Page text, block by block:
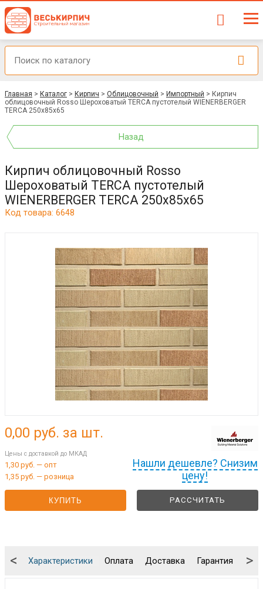
Главная > Каталог > Кирпич > Облицовочный > Импортный > Кирпич
облицовочный Rosso Шероховатый TERCA пустотелый WIENERBERGER
TERCA 250x85x65
Назад
Кирпич облицовочный Rosso
Шероховатый TERCA пустотелый
WIENERBERGER TERCA 250x85x65
Код товара: 6648
Нашли дешевле? Снизим
цену!
0,00 руб. за шт.
Цены с доставкой до МКАД
1,30 руб. — опт
1,35 руб. — розница
КУПИТЬ РАССЧИТАТЬ
Характеристики Оплата Доставка Гарантия
< >